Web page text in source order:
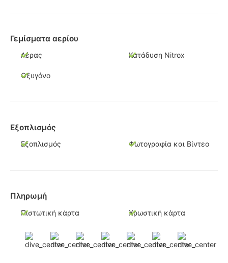
Γεμίσματα αερίου
Αέρας Κατάδυση Nitrox
Οξυγόνο
Εξοπλισμός
Εξοπλισμός Φωτογραφία και Βίντεο
Πληρωμή
Πιστωτική κάρτα Χρωστική κάρτα